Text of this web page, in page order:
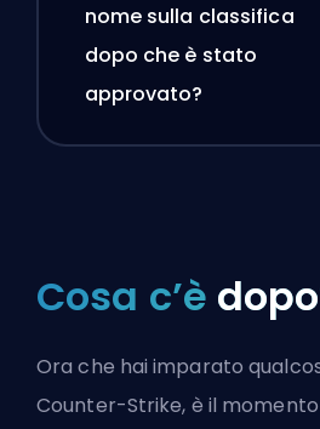
nome sulla classifica
dopo che è stato
approvato?
Cosa c’è dopo
Ora che hai imparato
Counter-Strike, è il